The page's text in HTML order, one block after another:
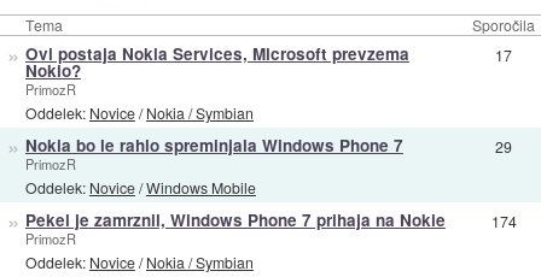
Tema Sporočila
» Ovi postaja Nokia Services, Microsoft prevzema
Nokio?
PrimozR
Oddelek: Novice/Nokia / Symbian
17
» Nokia bo le rahlo spreminjala Windows Phone 7
PrimozR
Oddelek: Novice/Windows Mobile
29
» Pekel je zamrznil, Windows Phone 7 prihaja na Nokie
PrimozR
Oddelek: Novice/Nokia / Symbian
174